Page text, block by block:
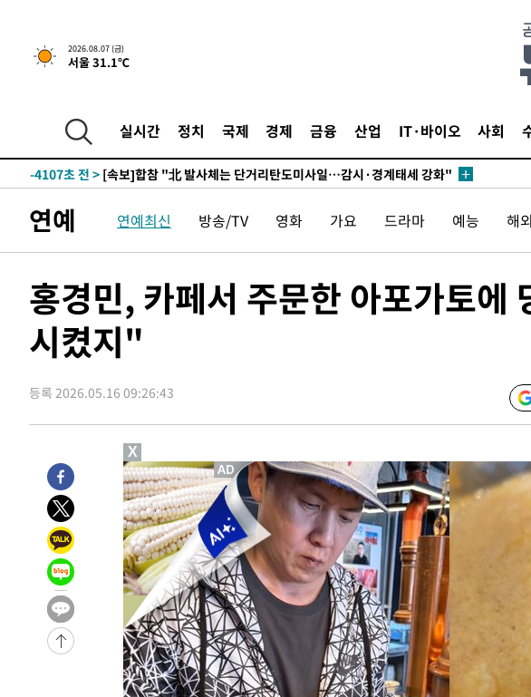
2026.08.07 (금)
서울 31.1℃
실시간 정치 국제 경제 금융 산업 IT·바이오 사회
4시간 전 >내일까지 39도 '펄펄'…기상청 "태풍 지나며 폭염 잠시 꺾인다"
-21597초 전 >'월드컵 탈락 후폭풍' 축구협회…11시간 걸린 초유의 압수수색(종
-19826초 전 >
축구협회, 15년 전 심판 성 접대 파문에 "현재는 내부 지침 준수"
-18511초 전 >
-4107초 전 > [속보]합참 "北 발사체는 단거리탄도미사일…감시·경계태세 강화"
-2285초 전 >
[속보] SKT, 에이닷 서비스 장애 발생…"원인 파악 중"
-1691초 전 >[속보]합참 "북, 동해상으로 미상 발사체 발사"
-1046초 전 >[속보]7~9일 프로야구 3연전도 폭염 취소…11일 재개
-708초 전 > "韓 외환시장 개입 관측 배경엔 美의 대한국 무역적자 있어"
-535초 전 >'월드컵 탈락 후폭풍' 축구협회…초유의 압수수색에 '충격·당황'
1분 전 >[속보]종합특검, 대검 추가 압수수색…내란 중요임무종사 혐의
1시간 전 >[속보]코스닥, 800p 회복…0.26% 오른 801.67 마감
[속보]코스피, 301.88포인트(4.58%) 내린 6296.38 마감
1시간 전 >
[속보]원·달러 환율, 0.7원 내린 1423.8원 마감
1시간 전 >
"여기 떨어졌다"…다누리, 스페이스X 로켓 달 충돌 흔적 포착
2시간 전 >
손흥민, 5경기 연속골 실패…LAFC는 승부차기 끝 과달라하라 격파
4시간 전 >
내일까지 39도 '펄펄'…기상청 "태풍 지나며 폭염 잠시 꺾인다"
-21597초 전 >
'월드컵 탈락 후폭풍' 축구협회…11시간 걸린 초유의 압수수색(종
-21033초 전 >
[속보] 뉴욕증시, 혼조 출발…나스닥 0.3%↓, 다우 0.14%↑
-19826초 전 >
축구협회, 15년 전 심판 성 접대 파문에 "현재는 내부 지침 준수"
-18511초 전 >
경찰, '홍명보는 2순위' 결론냈던 스포츠윤리센터도 압수수색
[속보]합참 "北 발사체는 단거리탄도미사일…감시·경계태세 강화"
연예 연예최신 방송/TV 영화 가요 드라마 예능 해
홍경민, 카페서 주문한 아포가토
시켰지"
등록 2026.05.16 09:26:43
X